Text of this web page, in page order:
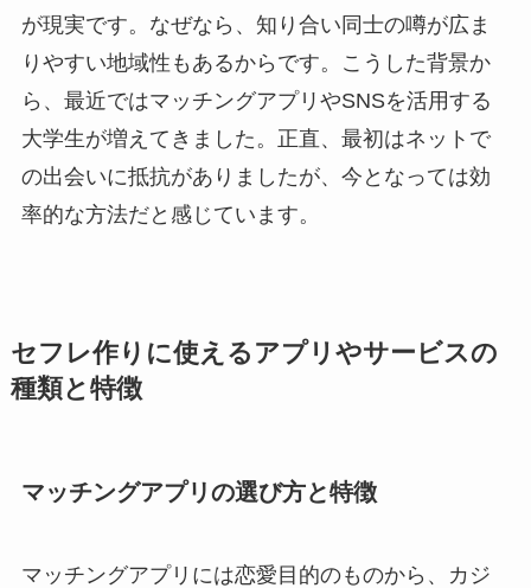
が現実です。なぜなら、知り合い同士の噂が広ま
りやすい地域性もあるからです。こうした背景か
ら、最近ではマッチングアプリやSNSを活用する
大学生が増えてきました。正直、最初はネットで
の出会いに抵抗がありましたが、今となっては効
率的な方法だと感じています。
セフレ作りに使えるアプリやサービスの
種類と特徴
マッチングアプリの選び方と特徴
マッチングアプリには恋愛目的のものから、カジ